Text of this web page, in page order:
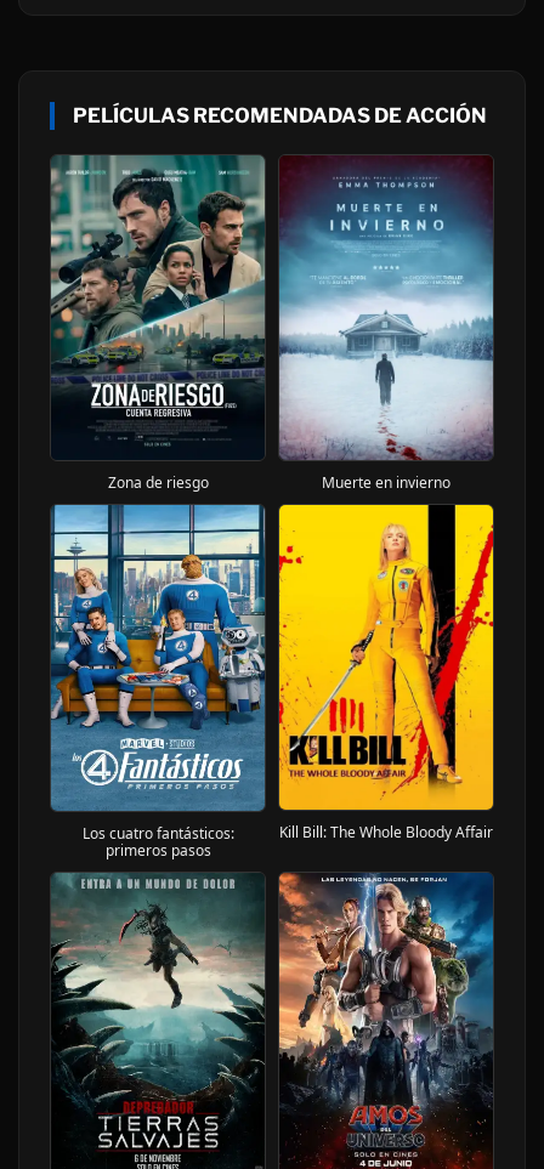
PELÍCULAS RECOMENDADAS DE ACCIÓN
Zona de riesgo Muerte en invierno
Los cuatro fantásticos:
primeros pasos
Kill Bill: The Whole Bloody Affair